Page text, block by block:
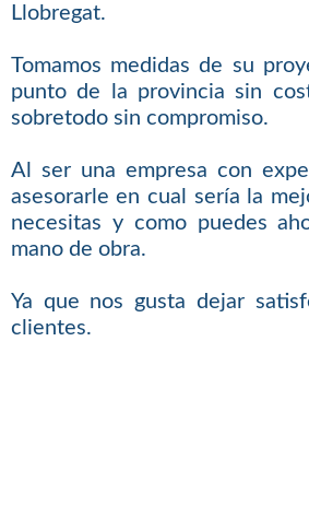
Llobregat.
Tomamos medidas de su
punto de la provincia sin
sobretodo sin compromiso.
Al ser una empresa con
asesorarle en cual sería la
necesitas y como puedes
mano de obra.
Ya que nos gusta dejar
clientes.